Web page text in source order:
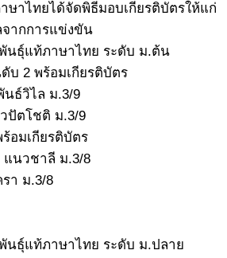
ษาไทยได้จัดพิธีมอบเกียรติบัตรให้แก่
จากการแข่งขัน
นธุ์แท้ภาษาไทย ระดับ ม.ต้น
บ 2 พร้อมเกียรติบัตร
นธ์วิไล ม.3/9
ปัตโชติ ม.3/9
อมเกียรติบัตร
นวชาลี ม.3/8
า ม.3/8
นธุ์แท้ภาษาไทย ระดับ ม.ปลาย